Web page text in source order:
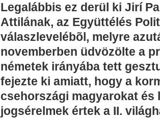
Legalábbis ez derül ki Jirí
Attilának, az Együttélés
válaszlevelébõl, melyre
novemberben üdvözölte a
németek irányába tett
fejezte ki amiatt, hogy a
csehországi magyarokat
jogsérelmek értek a II.